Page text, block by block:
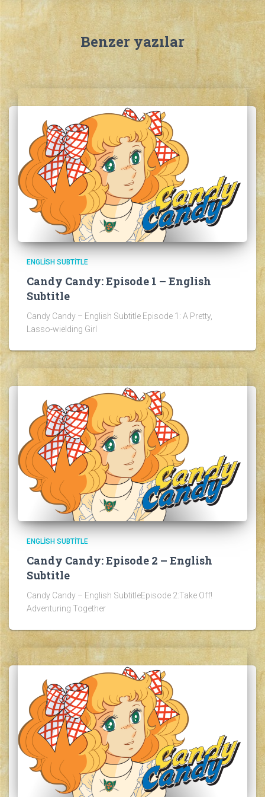
Benzer yazılar
ENGLISH SUBTITLE
Candy Candy: Episode 1 – English
Subtitle
Candy Candy – English Subtitle Episode 1: A Pretty,
Lasso-wielding Girl
ENGLISH SUBTITLE
Candy Candy: Episode 2 – English
Subtitle
Candy Candy – English SubtitleEpisode 2:Take Off!
Adventuring Together